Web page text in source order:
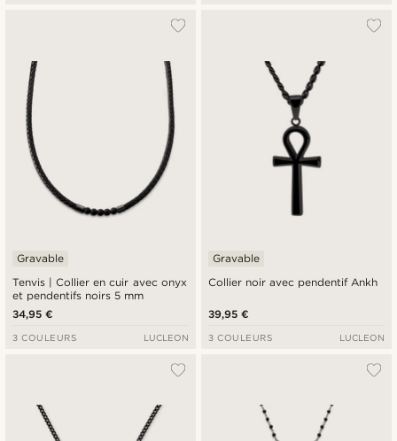
Tenvis | Collier en cuir avec onyx
et pendentifs noirs 5 mm
Gravable
34,95 €
3 COULEURS LUCLEON
Collier noir avec pendentif Ankh
Gravable
39,95 €
3 COULEURS LUCLEON